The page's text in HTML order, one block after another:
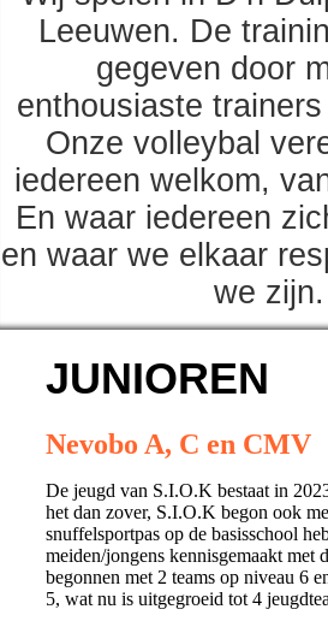
Leeuwen. De
gegeven door
enthousiaste
Onze volleybal
iedereen welkom,
En waar iedereen
en waar we elkaar
we zijn.
JUNIOREN
Nevobo A, C en CMV
De jeugd van S.I.O.K bestaat in
het dan zover, S.I.O.K begon ook
snuffelsportpas op de basisschool
meiden/jongens kennisgemaakt met
begonnen met 2 teams op niveau 6
5, wat nu is uitgegroeid tot 4